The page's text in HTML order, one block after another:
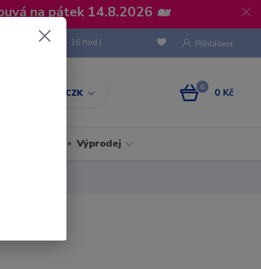
na pátek 14.8.2026 🐋
CZK
Přihlášení
(Po-Pá, 8 - 16 hod.)
0 0 Kč
Výprodej